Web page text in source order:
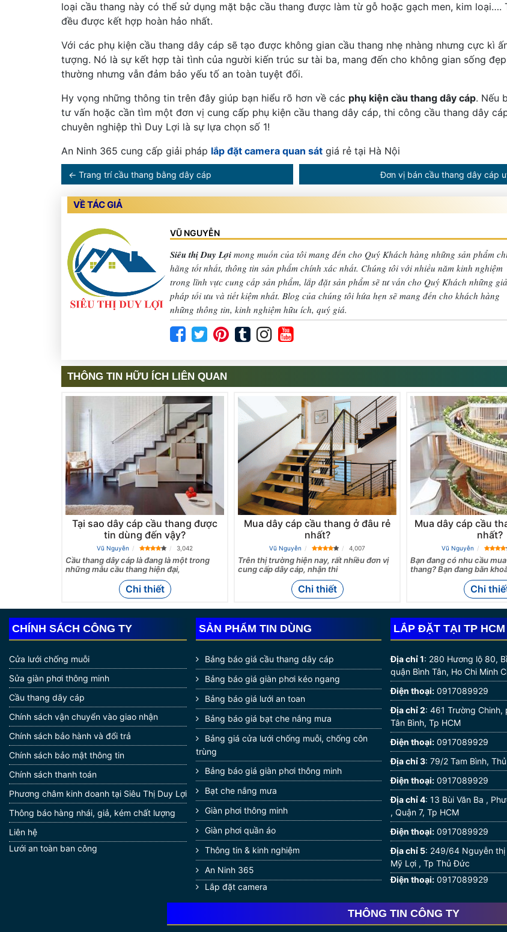
loại cầu thang này có thể sử dụng mặt bậc cầu thang được làm từ gỗ hoặc gạch men, kim loại….
đều được kết hợp hoàn hảo nhất.
Với các phụ kiện cầu thang dây cáp sẽ tạo được không gian cầu thang nhẹ nhàng nhưng cực kì
tượng. Nó là sự kết hợp tài tình của người kiến trúc sư tài ba, mang đến cho không gian sống
thường nhưng vẫn đảm bảo yếu tố an toàn tuyệt đối.
Hy vọng những thông tin trên đây giúp bạn hiểu rõ hơn về các phụ kiện cầu thang dây cáp. Nếu
tư vấn hoặc cần tìm một đơn vị cung cấp phụ kiện cầu thang dây cáp, thi công cầu thang dây
chuyên nghiệp thì Duy Lợi là sự lựa chọn số 1!
An Ninh 365 cung cấp giải pháp lắp đặt camera quan sát giá rẻ tại Hà Nội
← Trang trí cầu thang bằng dây cáp Đơn vị bán cầu thang dây cáp
VỀ TÁC GIẢ
VŨ NGUYỄN
Siêu thị Duy Lợi mong muốn của tôi mang đến cho Quý Khách hàng những sản phẩm
hãng tốt nhất, thông tin sản phẩm chính xác nhất. Chúng tôi với nhiều năm kinh nghiệm
trong lĩnh vực cung cấp sản phẩm, lắp đặt sản phẩm sẽ tư vấn cho Quý Khách những
pháp tối ưu và tiết kiệm nhất. Blog của chúng tôi hứa hẹn sẽ mang đến cho khách hàng
những thông tin, kinh nghiệm hữu ích, quý giá.
THÔNG TIN HỮU ÍCH LIÊN QUAN
Tại sao dây cáp cầu thang được
tin dùng đến vậy?
Vũ Nguyễn 3,042
Cầu thang dây cáp là đang là một trong
những mẫu cầu thang hiện đại,
Chi thiết
Mua dây cáp cầu thang ở đâu rẻ
nhất?
Vũ Nguyễn 4,007
Trên thị trường hiện nay, rất nhiều đơn vị
cung cấp dây cáp, nhận thi
Chi thiết
Mua dây cáp cầu
nhất?
Vũ Nguyễn
Bạn đang có nhu cầu
thang? Bạn đang băn
Chi
CHÍNH SÁCH CÔNG TY
Cửa lưới chống muỗi
Sửa giàn phơi thông minh
Cầu thang dây cáp
Chính sách vận chuyển vào giao nhận
Chính sách bảo hành và đổi trả
Chính sách bảo mật thông tin
Chính sách thanh toán
Phương châm kinh doanh tại Siêu Thị Duy Lợi
Thông báo hàng nhái, giả, kém chất lượng
Liên hệ
Lưới an toàn ban công
SẢN PHẨM TIN DÙNG
Bảng báo giá cầu thang dây cáp
Bảng báo giá giàn phơi kéo ngang
Bảng báo giá lưới an toan
Bảng báo giá bạt che nắng mưa
Bảng giá cửa lưới chống muỗi, chống côn
trùng
Bảng báo giá giàn phơi thông minh
Bạt che nắng mưa
Giàn phơi thông minh
Giàn phơi quần áo
Thông tin & kinh nghiệm
An Ninh 365
Lắp đặt camera
LẮP ĐẶT TẠI TP HCM
Địa chỉ 1: 280 Hương lộ 80,
quận Bình Tân, Ho Chi Minh
Điện thoại: 0917089929
Địa chỉ 2: 461 Trường Chinh,
Tân Bình, Tp HCM
Điện thoại: 0917089929
Địa chỉ 3: 79/2 Tam Bình,
Điện thoại: 0917089929
Địa chỉ 4: 13 Bùi Văn Ba ,
, Quận 7, Tp HCM
Điện thoại: 0917089929
Địa chỉ 5: 249/64 Nguyễn thị
Mỹ Lợi , Tp Thủ Đức
Điện thoại: 0917089929
THÔNG TIN CÔNG TY